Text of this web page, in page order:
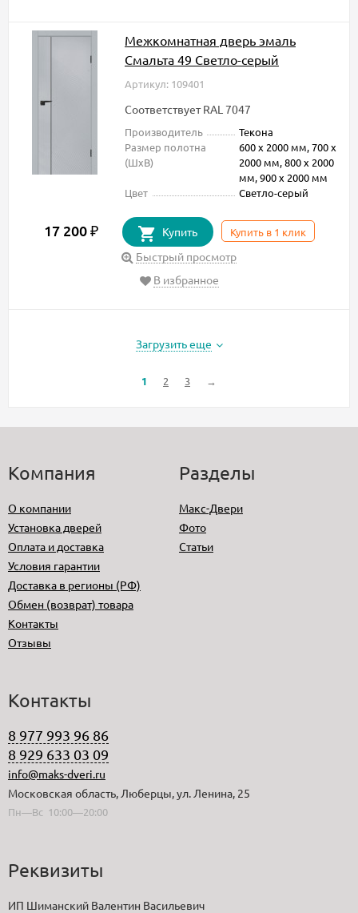
Межкомнатная дверь эмаль
Смальта 49 Светло-серый
Артикул: 109401
Соответствует RAL 7047
Производитель
Текона
Размер полотна
(ШxВ)
600 х 2000 мм, 700 х
2000 мм, 800 х 2000
мм, 900 х 2000 мм
Цвет
Светло-серый
17 200 ₽ Купить Купить в 1 клик
Быстрый просмотр
В избранное
Загрузить еще
1 2 3 →
Компания
О компании
Установка дверей
Оплата и доставка
Условия гарантии
Доставка в регионы (РФ)
Обмен (возврат) товара
Контакты
Отзывы
Разделы
Макс-Двери
Фото
Статьи
Контакты
8 977 993 96 86
8 929 633 03 09
info@maks-dveri.ru
Московская область, Люберцы, ул. Ленина, 25
Пн—Вс 10:00—20:00
Реквизиты
ИП Шиманский Валентин Васильевич